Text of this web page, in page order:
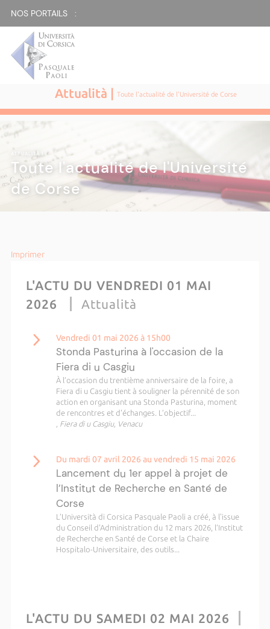
NOS PORTAILS :
Attualità |Toute l'actualité de l'Université de Corse
ATTUALITÀ|
Toute l'actualité de l'Université
de Corse
Imprimer
L'ACTU DU VENDREDI 01 MAI
2026
Attualità
Vendredi 01 mai 2026 à 15h00
Stonda Pasturina à l'occasion de la
Fiera di u Casgiu
À l’occasion du trentième anniversaire de la foire, a
Fiera di u Casgiu tient à souligner la pérennité de son
action en organisant una Stonda Pasturina, moment
de rencontres et d'échanges. L’objectif...
, Fiera di u Casgiu, Venacu
Du mardi 07 avril 2026 au vendredi 15 mai 2026
Lancement du 1er appel à projet de
l’Institut de Recherche en Santé de
Corse
L’Università di Corsica Pasquale Paoli a créé, à l'issue
du Conseil d'Administration du 12 mars 2026, l’Institut
de Recherche en Santé de Corse et la Chaire
Hospitalo-Universitaire, des outils...
L'ACTU DU SAMEDI 02 MAI 2026